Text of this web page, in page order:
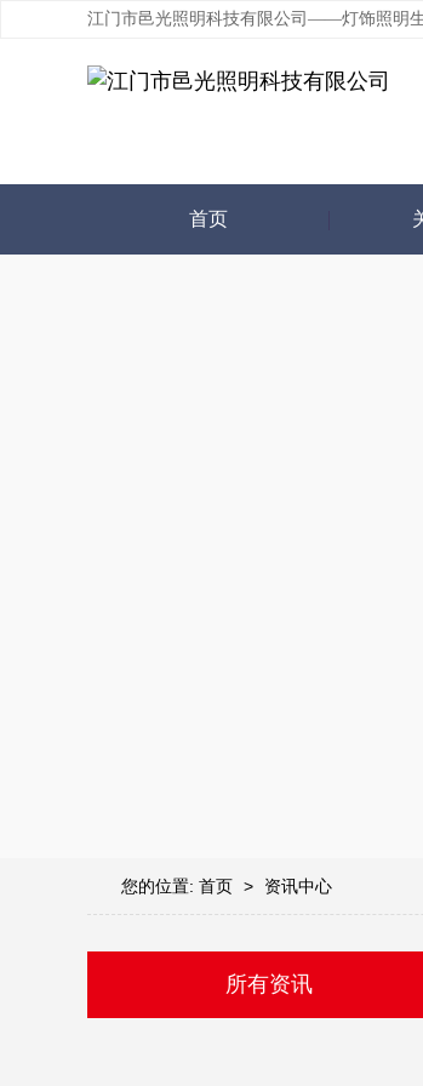
江门市邑光照明科技有限公司——灯饰照明
首页
您的位置: 首页 > 资讯中心
所有资讯